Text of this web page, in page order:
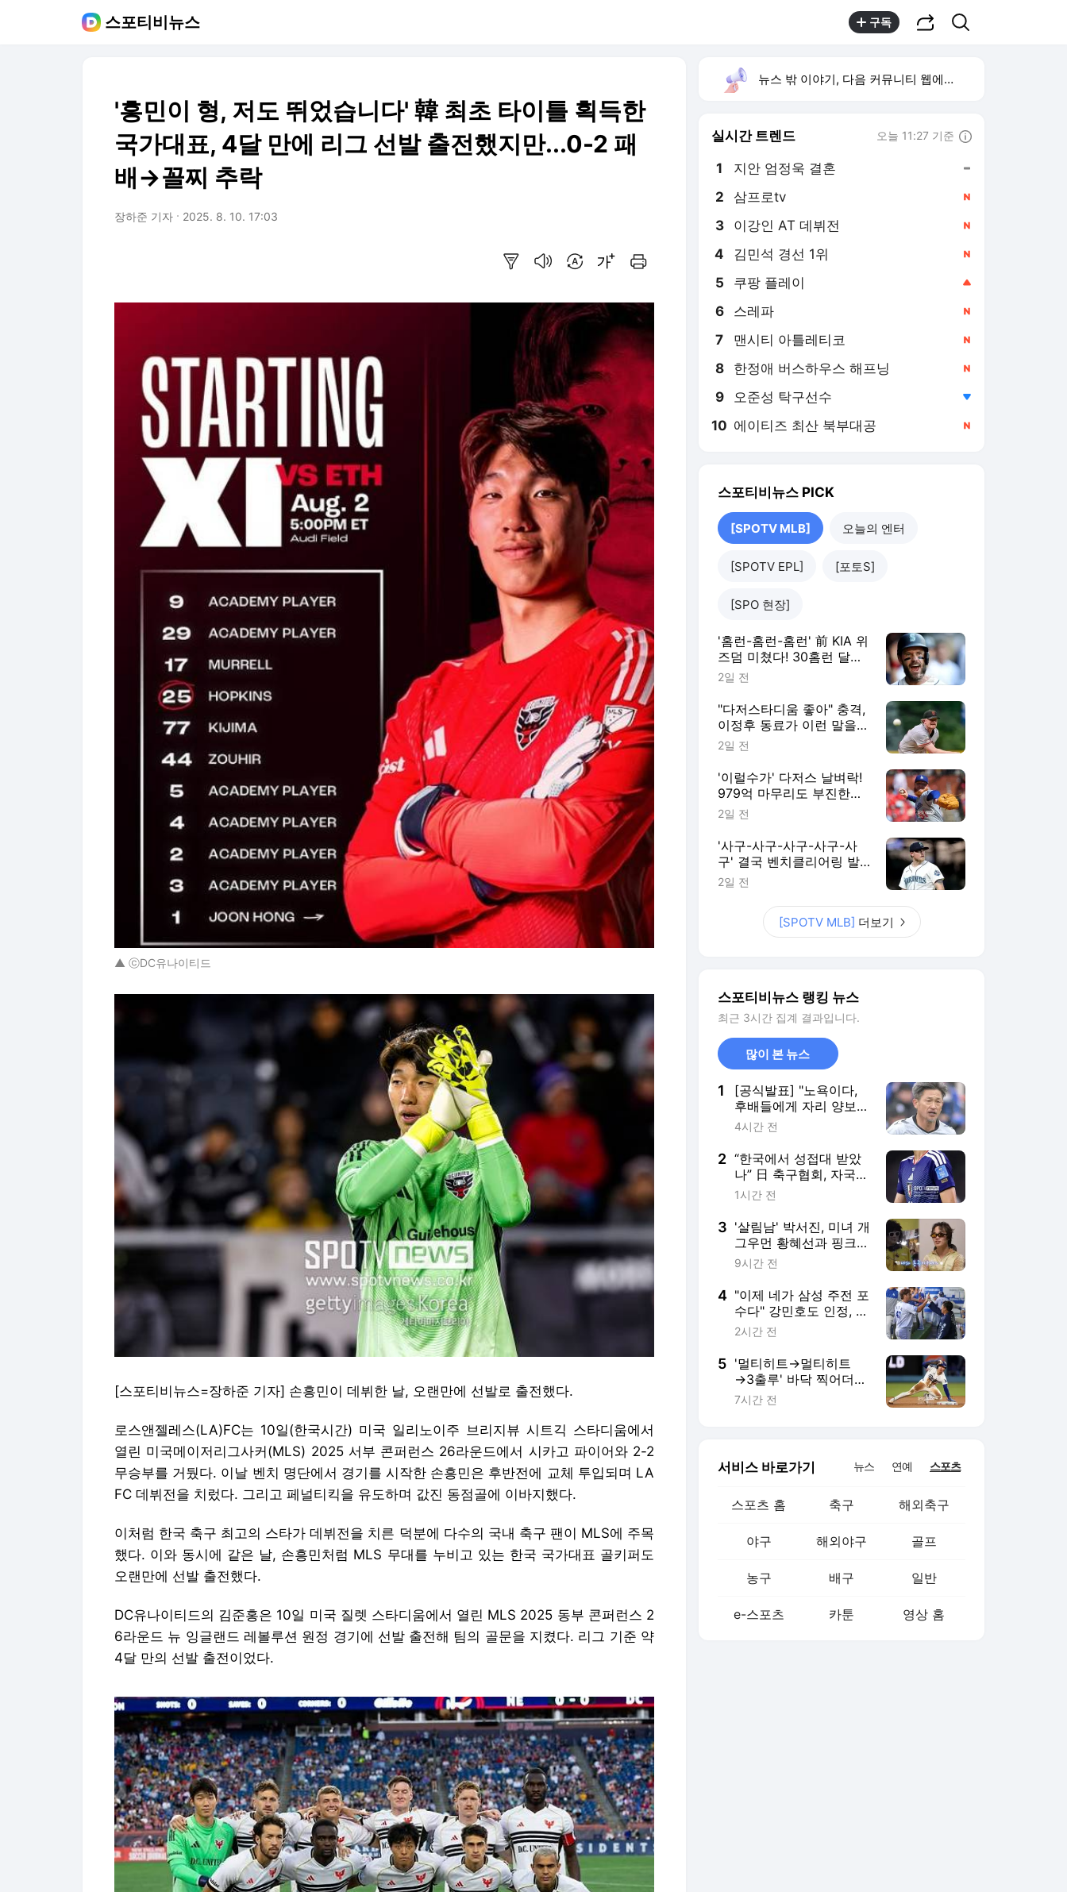
스포티비뉴스 구독
'흥민이 형, 저도 뛰었습니다' 韓 최초 타이틀 획득한
국가대표, 4달 만에 리그 선발 출전했지만...0-2 패
배→꼴찌 추락
장하준 기자 2025. 8. 10. 17:03
▲ ⓒDC유나이티드
[스포티비뉴스=장하준 기자] 손흥민이 데뷔한 날, 오랜만에 선발로 출전했다.
로스앤젤레스(LA)FC는 10일(한국시간) 미국 일리노이주 브리지뷰 시트긱 스타디움에서
열린 미국메이저리그사커(MLS) 2025 서부 콘퍼런스 26라운드에서 시카고 파이어와 2-2
무승부를 거뒀다. 이날 벤치 명단에서 경기를 시작한 손흥민은 후반전에 교체 투입되며 LA
FC 데뷔전을 치렀다. 그리고 페널티킥을 유도하며 값진 동점골에 이바지했다.
이처럼 한국 축구 최고의 스타가 데뷔전을 치른 덕분에 다수의 국내 축구 팬이 MLS에 주목
했다. 이와 동시에 같은 날, 손흥민처럼 MLS 무대를 누비고 있는 한국 국가대표 골키퍼도
오랜만에 선발 출전했다.
DC유나이티드의 김준홍은 10일 미국 질렛 스타디움에서 열린 MLS 2025 동부 콘퍼런스 2
6라운드 뉴 잉글랜드 레볼루션 원정 경기에 선발 출전해 팀의 골문을 지켰다. 리그 기준 약
4달 만의 선발 출전이었다.
뉴스 밖 이야기, 다음 커뮤니티 웹에서 보기
실시간 트렌드 오늘 11:27 기준
1 지안 엄정욱 결혼
2 삼프로tv
3 이강인 AT 데뷔전
4 김민석 경선 1위
5 쿠팡 플레이
6 스레파
7 맨시티 아틀레티코
8 한정애 버스하우스 해프닝
9 오준성 탁구선수
10 에이티즈 최산 북부대공
스포티비뉴스 PICK
[SPOTV MLB] 오늘의 엔터
[SPOTV EPL] [포토S]
[SPO 현장]
'홈런-홈런-홈런' 前 KIA 위
즈덤 미쳤다! 30홈런 달
성…'이래도 콜업 안해?'
2일 전
"다저스타디움 좋아" 충격,
이정후 동료가 이런 말을…
에이스가 최대 라이벌로 이
2일 전
'이럴수가' 다저스 날벼락!
979억 마무리도 부진한데,
14홀드 필승조 수술 위기
2일 전
'사구-사구-사구-사구-사
구' 결국 벤치클리어링 발
발! 155km 빈볼 던진 투수,
2일 전
[SPOTV MLB] 더보기
스포티비뉴스 랭킹 뉴스
최근 3시간 집계 결과입니다.
많이 본 뉴스
1
[공식발표] "노욕이다,
후배들에게 자리 양보해
야" 비판에도...'59세' 일
전 벤치 명단 올랐다
4시간 전
2 “한국에서 성접대 받았
나” 日 축구협회, 자국
심판 4명 전격 조사...일
등장
1시간 전
3 '살림남' 박서진, 미녀 개
그우먼 황혜선과 핑크
빛…이상형 지목에 손
9시간 전
4 "이제 네가 삼성 주전 포
수다" 강민호도 인정, 드
디어 후계자 찾았나…
2시간 전
5 '멀티히트→멀티히트
→3출루' 바닥 찍어더니,
김혜성 다시 살아난다! 1
7시간 전
서비스 바로가기 뉴스 연예 스포츠
스포츠 홈 축구 해외축구
야구 해외야구 골프
농구 배구 일반
e-스포츠 카툰 영상 홈